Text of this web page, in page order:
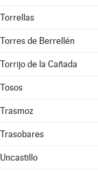
Torrellas
Torres de Berrellén
Torrijo de la Cañada
Tosos
Trasmoz
Trasobares
Uncastillo